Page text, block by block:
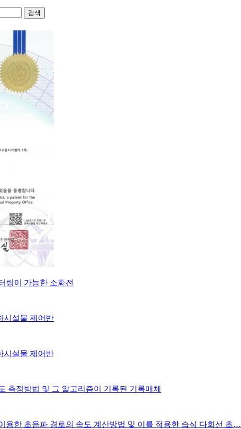
검색
링이 가능한 소화전
시설물 제어반
시설물 제어반
측정방법 및 그 알고리즘이 기록된 기록매체
용한 초음파 경로의 속도 계산방법 및 이를 적용한 습식 다회선 초…